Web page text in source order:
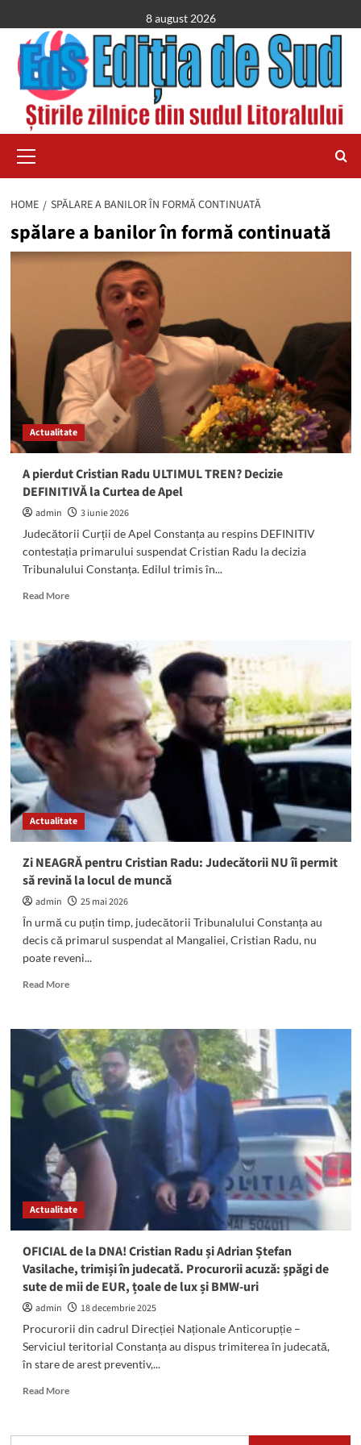
to
content
8 august 2026
Menu
HOME SPĂLARE A BANILOR ÎN FORMĂ CONTINUATĂ
spălare a banilor în formă continuată
Actualitate
A pierdut Cristian Radu ULTIMUL TREN? Decizie
DEFINITIVĂ la Curtea de Apel
admin
3 iunie 2026
Judecătorii Curții de Apel Constanța au respins DEFINITIV
contestația primarului suspendat Cristian Radu la decizia
Tribunalului Constanța. Edilul trimis în...
Read MoreRead
A
pierdut
Cristian
TREN?
DEFINITIVĂ
Apel
Actualitate
Zi NEAGRĂ pentru Cristian Radu: Judecătorii NU îi permit
să revină la locul de muncă
admin
25 mai 2026
În urmă cu puțin timp, judecătorii Tribunalului Constanța au
decis că primarul suspendat al Mangaliei, Cristian Radu, nu
poate reveni...
Read MoreRead
Zi
NEAGRĂ
pentru
Cristian
Radu:
Judecătorii
permit
să
revină
la
locul
de
Actualitate
OFICIAL de la DNA! Cristian Radu și Adrian Ștefan
Vasilache, trimiși în judecată. Procurorii acuză: șpăgi de
sute de mii de EUR, țoale de lux și BMW-uri
admin
18 decembrie 2025
Procurorii din cadrul Direcției Naționale Anticorupție –
Serviciul teritorial Constanța au dispus trimiterea în judecată,
în stare de arest preventiv,...
Read MoreRead
OFICIAL